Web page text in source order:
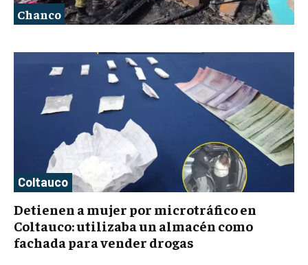
Chanco
Coltauco
Detienen a mujer por microtráfico en
Coltauco: utilizaba un almacén como
fachada para vender drogas